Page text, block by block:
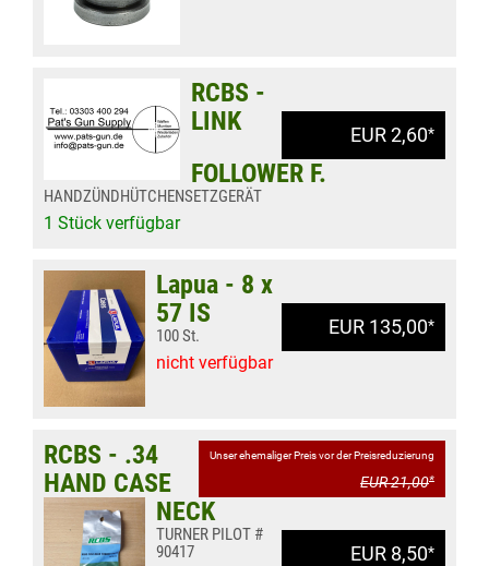
EUR 2,60*
RCBS -
LINK
FOLLOWER F.
HANDZÜNDHÜTCHENSETZGERÄT
1 Stück verfügbar
EUR 135,00*
Lapua - 8 x
57 IS
100 St.
nicht verfügbar
Unser ehemaliger Preis vor der Preisreduzierung
EUR 21,00*
EUR 8,50*
RCBS - .34
HAND CASE
NECK
TURNER PILOT #
90417